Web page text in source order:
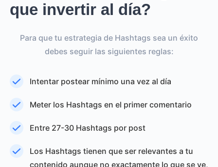
que invertir al día?
Para que tu estrategia de Hashtags sea un éxito
debes seguir las siguientes reglas:
Intentar postear mínimo una vez al día
Meter los Hashtags en el primer comentario
Entre 27-30 Hashtags por post
Los Hashtags tienen que ser relevantes a tu
contenido aunque no exactamente lo que se ve,